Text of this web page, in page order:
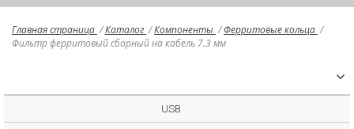
Главная страница /Каталог /Компоненты / Ферритовые кольца /
Фильтр ферритовый сборный на кабель 7.3 мм
USB